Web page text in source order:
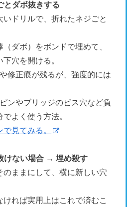
とダボ抜きする
いドリルで、折れたネジごと
ダボ）をボンドで埋めて、
穴を開ける。
修正痕が残るが、強度的には
ンやブリッジのビス穴など負
よく使う方法。
見てみる。
けない場合 → 埋め殺す
のままにして、横に新しい穴
ければ実用上はこれで済むこ